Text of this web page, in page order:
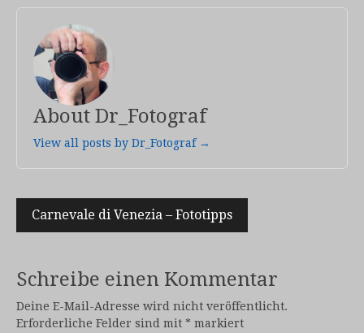
About Dr_Fotograf
View all posts by Dr_Fotograf →
Beitragsnavigation
Carnevale di Venezia – Fototipps
Schreibe einen Kommentar
Deine E-Mail-Adresse wird nicht veröffentlicht.
Erforderliche Felder sind mit * markiert